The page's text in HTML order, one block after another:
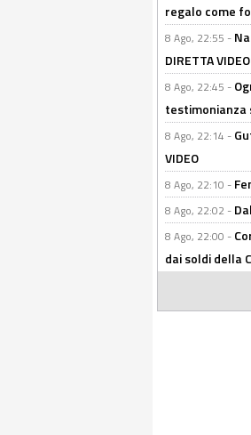
regalo come
8 Ago, 22:55 -
DIRETTA VIDEO
8 Ago, 22:45 -
8 Ago, 22:14 -
VIDEO
8 Ago, 22:10 -
8 Ago, 22:02 -
8 Ago, 22:00 -
dai soldi della